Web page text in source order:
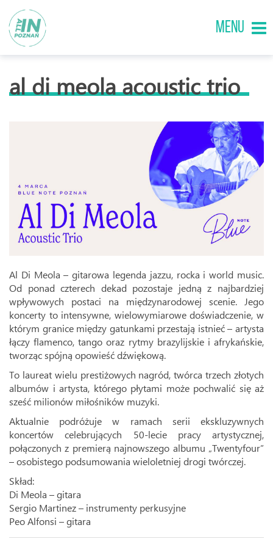
MENU
al di meola acoustic trio
Al Di Meola – gitarowa legenda jazzu, rocka i world music.
Od ponad czterech dekad pozostaje jedną z najbardziej
wpływowych postaci na międzynarodowej scenie. Jego
koncerty to intensywne, wielowymiarowe doświadczenie, w
którym granice między gatunkami przestają istnieć – artysta
łączy flamenco, tango oraz rytmy brazylijskie i afrykańskie,
tworząc spójną opowieść dźwiękową.
To laureat wielu prestiżowych nagród, twórca trzech złotych
albumów i artysta, którego płytami może pochwalić się aż
sześć milionów miłośników muzyki.
Aktualnie podróżuje w ramach serii ekskluzywnych
koncertów celebrujących 50-lecie pracy artystycznej,
połączonych z premierą najnowszego albumu „Twentyfour”
– osobistego podsumowania wieloletniej drogi twórczej.
Skład:
Di Meola – gitara
Sergio Martinez – instrumenty perkusyjne
Peo Alfonsi – gitara